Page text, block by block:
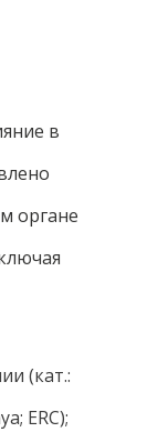
в
органе
(кат.:
ERC);